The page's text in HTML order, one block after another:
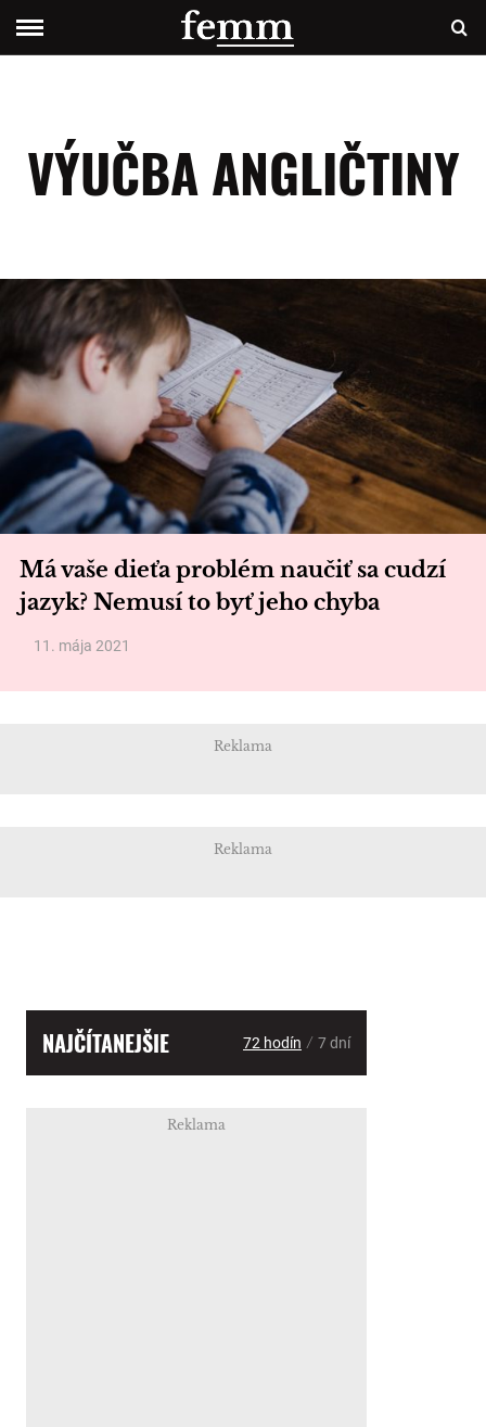
VÝUČBA ANGLIČTINY
Má vaše dieťa problém naučiť sa cudzí
jazyk? Nemusí to byť jeho chyba
11. mája 2021
Reklama
Reklama
NAJČÍTANEJŠIE 72 hodín / 7 dní
Reklama